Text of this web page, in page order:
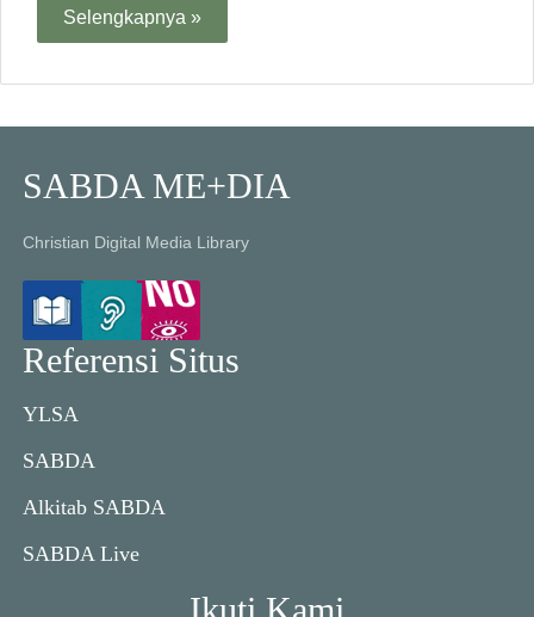
Selengkapnya »
SABDA ME+DIA
Christian Digital Media Library
Referensi Situs
YLSA
SABDA
Alkitab SABDA
SABDA Live